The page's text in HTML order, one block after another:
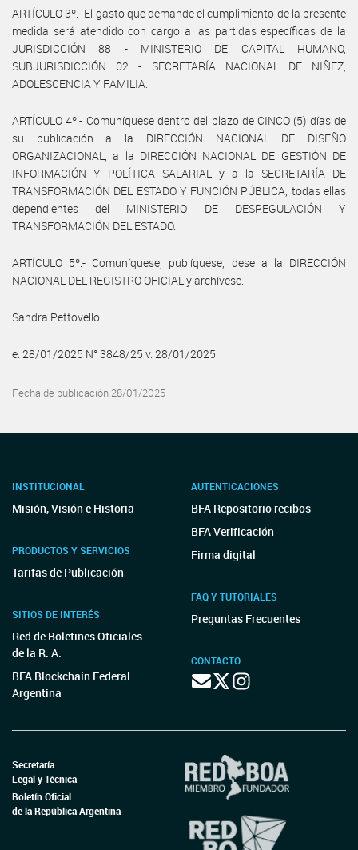
ARTÍCULO 3º.- El gasto que demande el cumplimiento de la presente
medida será atendido con cargo a las partidas específicas de la
JURISDICCIÓN 88 - MINISTERIO DE CAPITAL HUMANO,
SUBJURISDICCIÓN 02 - SECRETARÍA NACIONAL DE NIÑEZ,
ADOLESCENCIA Y FAMILIA.
ARTÍCULO 4º.- Comuníquese dentro del plazo de CINCO (5) días de
su publicación a la DIRECCIÓN NACIONAL DE DISEÑO
ORGANIZACIONAL, a la DIRECCIÓN NACIONAL DE GESTIÓN DE
INFORMACIÓN Y POLÍTICA SALARIAL y a la SECRETARÍA DE
TRANSFORMACIÓN DEL ESTADO Y FUNCIÓN PÚBLICA, todas ellas
dependientes del MINISTERIO DE DESREGULACIÓN Y
TRANSFORMACIÓN DEL ESTADO.
ARTÍCULO 5º.- Comuníquese, publíquese, dese a la DIRECCIÓN
NACIONAL DEL REGISTRO OFICIAL y archívese.
Sandra Pettovello
e. 28/01/2025 N° 3848/25 v. 28/01/2025
Fecha de publicación 28/01/2025
INSTITUCIONAL
Misión, Visión e Historia
PRODUCTOS Y SERVICIOS
Tarifas de Publicación
SITIOS DE INTERÉS
Red de Boletines Oficiales
de la R. A.
BFA Blockchain Federal
Argentina
AUTENTICACIONES
BFA Repositorio recibos
BFA Verificación
Firma digital
FAQ Y TUTORIALES
Preguntas Frecuentes
CONTACTO
Secretaría
Legal y Técnica
Boletín Oficial
de la República Argentina